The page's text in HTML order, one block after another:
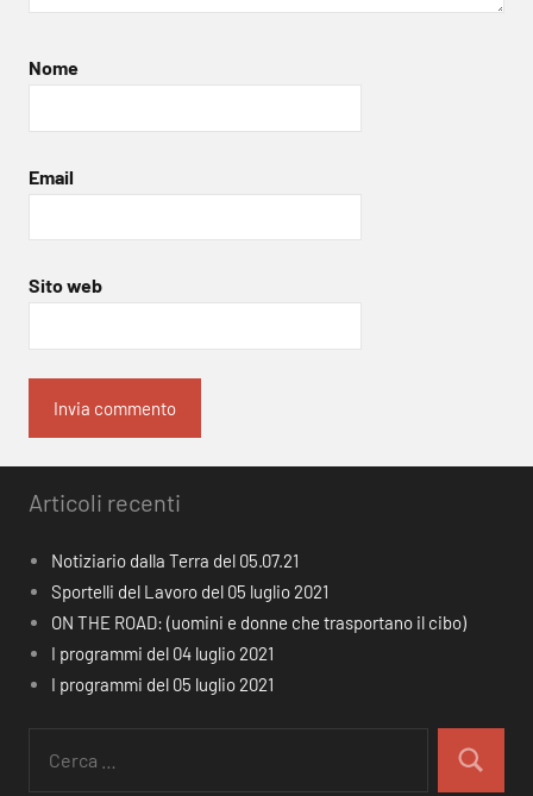
Nome
Email
Sito web
Articoli recenti
Notiziario dalla Terra del 05.07.21
Sportelli del Lavoro del 05 luglio 2021
ON THE ROAD: (uomini e donne che trasportano il cibo)
I programmi del 04 luglio 2021
I programmi del 05 luglio 2021
per:
Cerca